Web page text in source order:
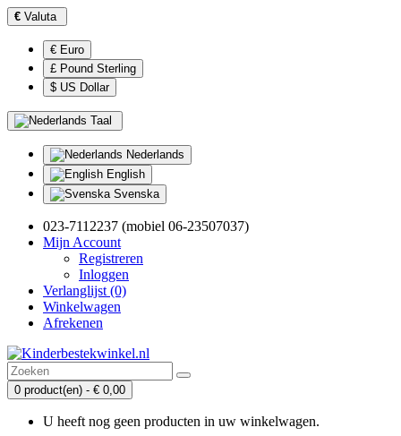
€ Valuta
€ Euro
£ Pound Sterling
$ US Dollar
Taal
Nederlands
English
Svenska
023-7112237 (mobiel 06-23507037)
Mijn Account
Registreren
Inloggen
Verlanglijst (0)
Winkelwagen
Afrekenen
0 product(en) - € 0,00
U heeft nog geen producten in uw winkelwagen.